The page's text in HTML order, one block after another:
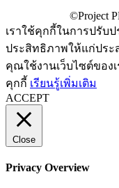
เราใช้คุกกี้ในการปรับ
ประสิทธิภาพให้แก่ปร
คุณใช้งานเว็บไซต์ของ
คุกกี้ เรียนรู้เพิ่มเติม
ACCEPT
Close
Privacy Overview